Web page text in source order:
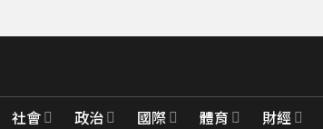
社會 政治 國際 體育 財經